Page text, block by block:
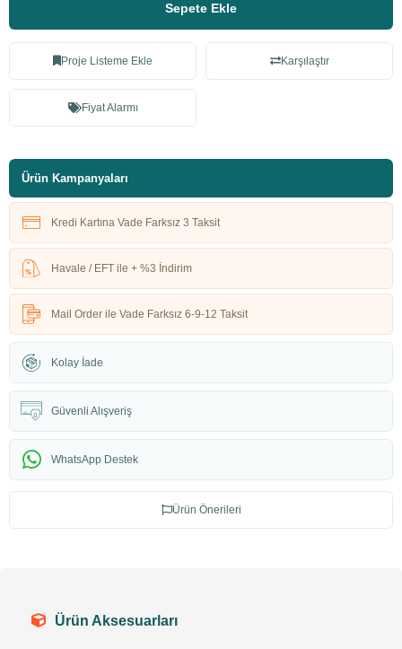
Sepete Ekle
Proje Listeme Ekle Karşılaştır
Fiyat Alarmı
Ürün Kampanyaları
Kredi Kartına Vade Farksız 3 Taksit
Havale / EFT ile + %3 İndirim
Mail Order ile Vade Farksız 6-9-12 Taksit
Kolay İade
Güvenli Alışveriş
WhatsApp Destek
Ürün Önerileri
Ürün Aksesuarları